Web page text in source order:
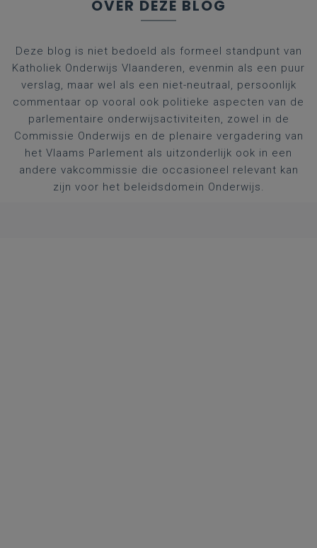
OVER DEZE BLOG
Deze blog is niet bedoeld als formeel standpunt van
Katholiek Onderwijs Vlaanderen, evenmin als een puur
verslag, maar wel als een niet-neutraal, persoonlijk
commentaar op vooral ook politieke aspecten van de
parlementaire onderwijsactiviteiten, zowel in de
Commissie Onderwijs en de plenaire vergadering van
het Vlaams Parlement als uitzonderlijk ook in een
andere vakcommissie die occasioneel relevant kan
zijn voor het beleidsdomein Onderwijs.